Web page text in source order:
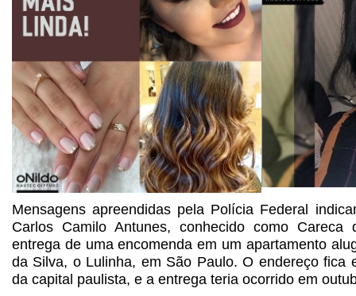
Mensagens apreendidas pela Polícia Federal
Carlos Camilo Antunes, conhecido como Careca
entrega de uma encomenda em um apartamento
da Silva, o Lulinha, em São Paulo. O endereço fica
da capital paulista, e a entrega teria ocorrido em